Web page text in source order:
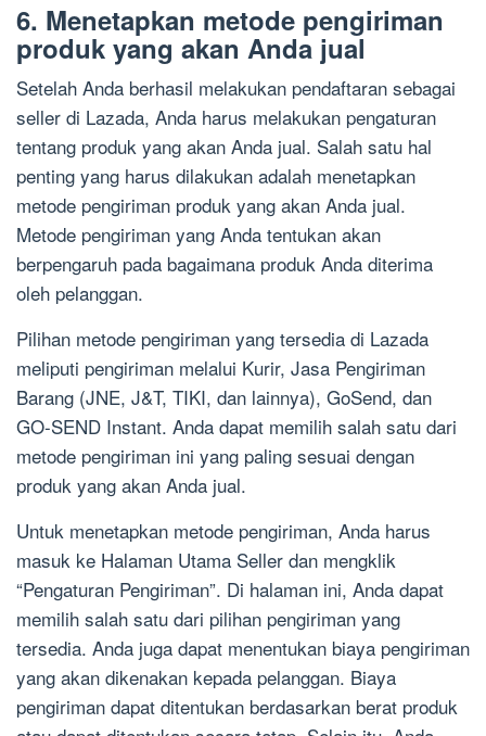
6. Menetapkan metode pengiriman
produk yang akan Anda jual
Setelah Anda berhasil melakukan pendaftaran sebagai
seller di Lazada, Anda harus melakukan pengaturan
tentang produk yang akan Anda jual. Salah satu hal
penting yang harus dilakukan adalah menetapkan
metode pengiriman produk yang akan Anda jual.
Metode pengiriman yang Anda tentukan akan
berpengaruh pada bagaimana produk Anda diterima
oleh pelanggan.
Pilihan metode pengiriman yang tersedia di Lazada
meliputi pengiriman melalui Kurir, Jasa Pengiriman
Barang (JNE, J&T, TIKI, dan lainnya), GoSend, dan
GO-SEND Instant. Anda dapat memilih salah satu dari
metode pengiriman ini yang paling sesuai dengan
produk yang akan Anda jual.
Untuk menetapkan metode pengiriman, Anda harus
masuk ke Halaman Utama Seller dan mengklik
“Pengaturan Pengiriman”. Di halaman ini, Anda dapat
memilih salah satu dari pilihan pengiriman yang
tersedia. Anda juga dapat menentukan biaya pengiriman
yang akan dikenakan kepada pelanggan. Biaya
pengiriman dapat ditentukan berdasarkan berat produk